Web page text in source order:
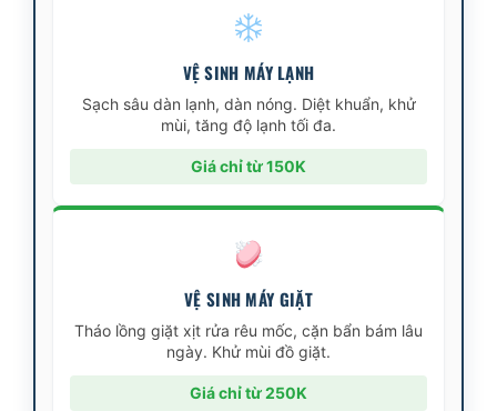
VỆ SINH MÁY LẠNH
Sạch sâu dàn lạnh, dàn nóng. Diệt khuẩn, khử
mùi, tăng độ lạnh tối đa.
Giá chỉ từ 150K
VỆ SINH MÁY GIẶT
Tháo lồng giặt xịt rửa rêu mốc, cặn bẩn bám lâu
ngày. Khử mùi đồ giặt.
Giá chỉ từ 250K